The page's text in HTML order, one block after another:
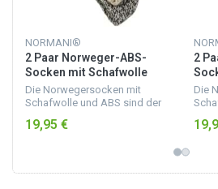
NORMANI®
2 Paar Norweger-ABS-
Socken mit Schafwolle
Braun/Beige
Die Norwegersocken mit
Schafwolle und ABS sind der
die kalte Jahreszeit.
19,95 €
2
Die
die